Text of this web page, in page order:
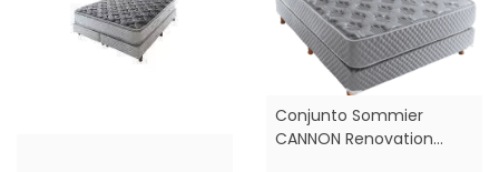
Conjunto Sommier
CANNON Renovation